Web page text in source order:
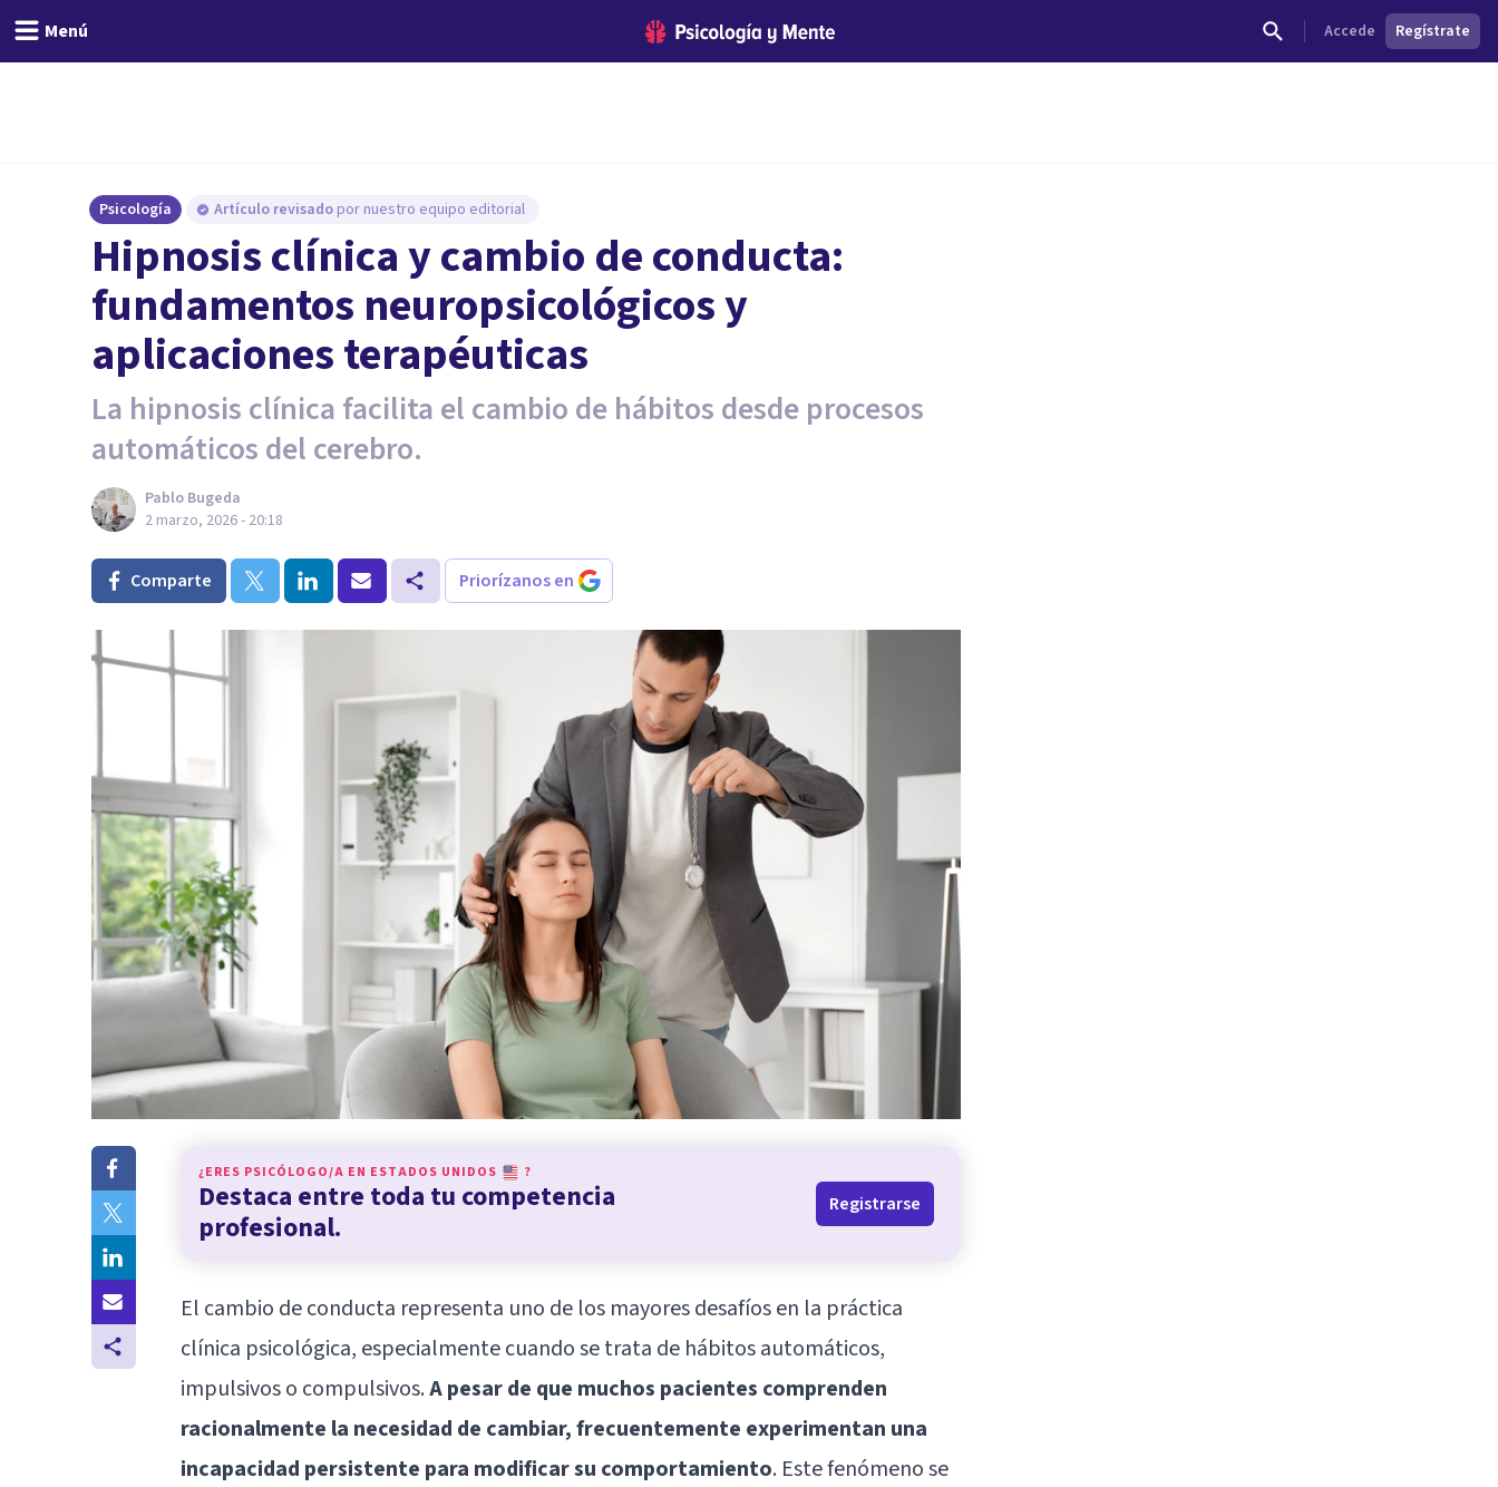
Menú Accede Regístrate
Psicología Artículo revisado por nuestro equipo editorial
Hipnosis clínica y cambio de conducta:
fundamentos neuropsicológicos y
aplicaciones terapéuticas
La hipnosis clínica facilita el cambio de hábitos desde procesos
automáticos del cerebro.
Pablo Bugeda
2 marzo, 2026 - 20:18
Comparte Priorízanos en
¿ERES PSICÓLOGO/A EN ESTADOS UNIDOS ?
Destaca entre toda tu competencia
profesional.
Registrarse
El cambio de conducta representa uno de los mayores desafíos en la práctica
clínica psicológica, especialmente cuando se trata de hábitos automáticos,
impulsivos o compulsivos.A pesar de que muchos pacientes comprenden
racionalmente la necesidad de cambiar, frecuentemente experimentan una
incapacidad persistente para modificar su comportamiento. Este fenómeno se